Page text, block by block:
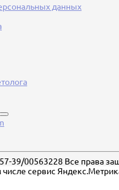
данных
39/00563228 Все права
сервис